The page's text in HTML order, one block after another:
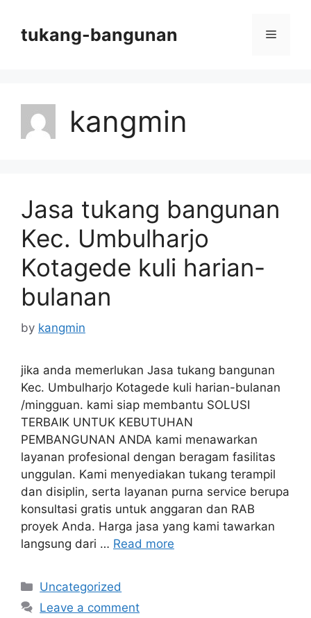
contenttukang-bangunan Menu
kangmin
Jasa tukang bangunan
Kec. Umbulharjo
Kotagede kuli harian-
bulanan
by kangmin
jika anda memerlukan Jasa tukang bangunan
Kec. Umbulharjo Kotagede kuli harian-bulanan
/mingguan. kami siap membantu SOLUSI
TERBAIK UNTUK KEBUTUHAN
PEMBANGUNAN ANDA kami menawarkan
layanan profesional dengan beragam fasilitas
unggulan. Kami menyediakan tukang terampil
dan disiplin, serta layanan purna service berupa
konsultasi gratis untuk anggaran dan RAB
proyek Anda. Harga jasa yang kami tawarkan
langsung dari … Read more
Categories
Uncategorized
Leave a comment